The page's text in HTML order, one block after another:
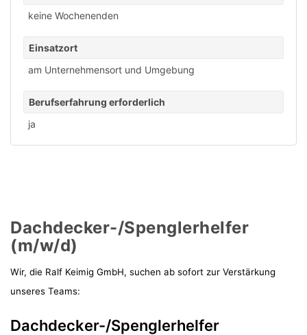
keine Wochenenden
Einsatzort
am Unternehmensort und Umgebung
Berufserfahrung erforderlich
ja
Dachdecker-/Spenglerhelfer
(m/w/d)
Wir, die Ralf Keimig GmbH, suchen ab sofort zur Verstärkung
unseres Teams:
Dachdecker-/Spenglerhelfer